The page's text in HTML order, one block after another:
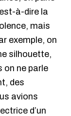
à-dire la
mais
exemple, on
silhouette,
on ne parle
des
avions
d’un